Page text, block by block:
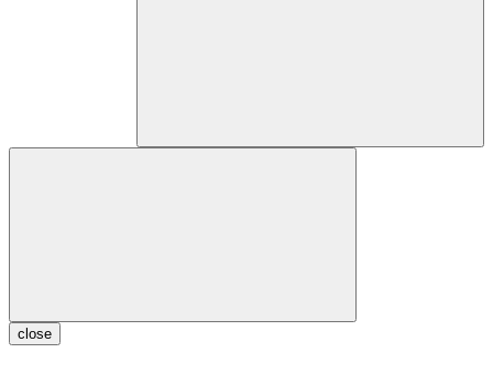
close